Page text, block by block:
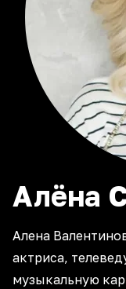
Алёна
Алена
актриса,
музыкальную